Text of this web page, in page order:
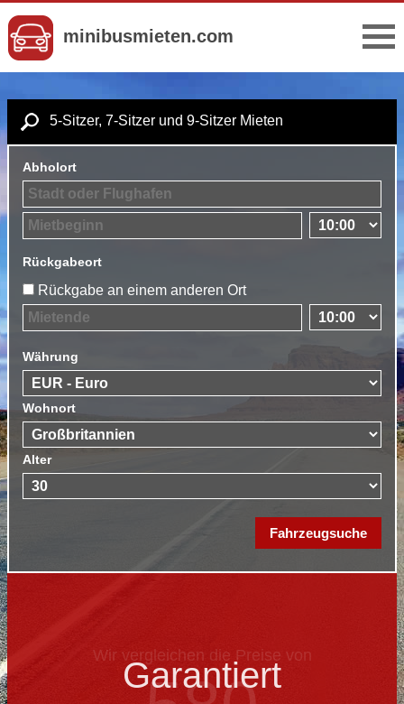
minibusmieten.com
5-Sitzer, 7-Sitzer und 9-Sitzer Mieten
Abholort
Rückgabeort
Rückgabe an einem anderen Ort
Währung
Wohnort
Alter
Garantiert